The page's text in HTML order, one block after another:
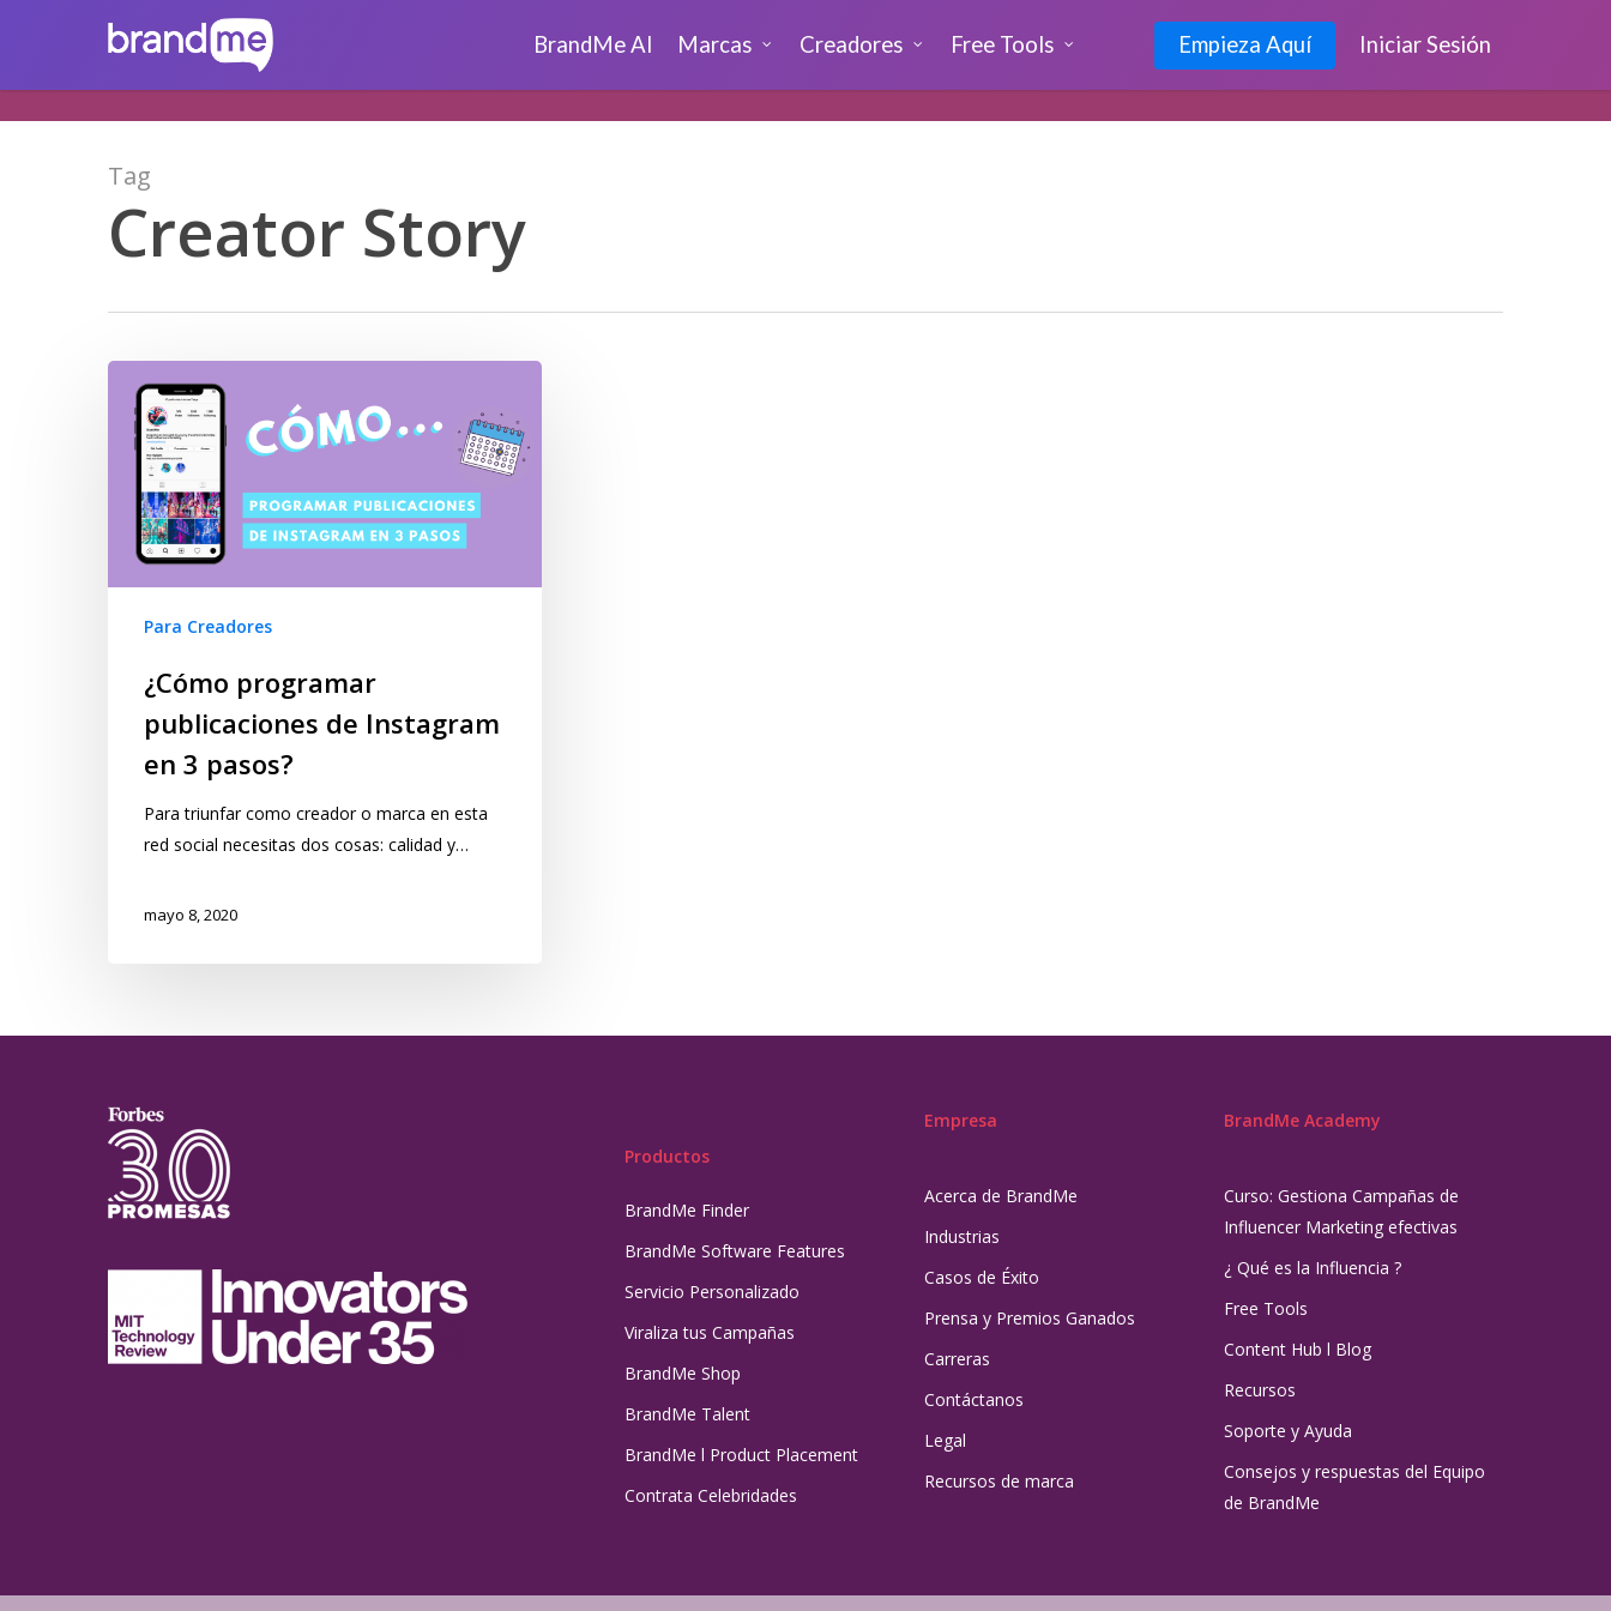
BrandMe AI Marcas Creadores Free Tools Empieza Aquí Iniciar Sesión
Tag
Creator Story
Para Creadores
¿Cómo programar
publicaciones de Instagram
en 3 pasos?
Para triunfar como creador o marca en esta
red social necesitas dos cosas: calidad y…
mayo 8, 2020
Productos
BrandMe Finder
BrandMe Software Features
Servicio Personalizado
Viraliza tus Campañas
BrandMe Shop
BrandMe Talent
BrandMe l Product Placement
Contrata Celebridades
Empresa
Acerca de BrandMe
Industrias
Casos de Éxito
Prensa y Premios Ganados
Carreras
Contáctanos
Legal
Recursos de marca
BrandMe Academy
Curso: Gestiona Campañas de
Influencer Marketing efectivas
¿ Qué es la Influencia ?
Free Tools
Content Hub l Blog
Recursos
Soporte y Ayuda
Consejos y respuestas del Equipo
de BrandMe